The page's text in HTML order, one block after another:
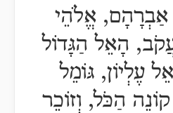
אַבְרָהָם, אֱלֹהֵי
הָאֵל הַגָּדוֹל
עֶלְיוֹן, גּוֹמֵל
הַכֹּל, וְזוֹכֵר